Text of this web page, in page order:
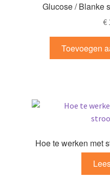
Glucose / Blanke
€
Toevoegen
Hoe te werken met